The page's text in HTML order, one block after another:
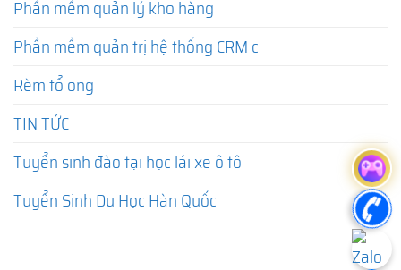
Phần mềm quản lý kho hàng
Phần mềm quản trị hệ thống CRM c
Rèm tổ ong
TIN TỨC
Tuyển sinh đào tại học lái xe ô tô
Tuyển Sinh Du Học Hàn Quốc